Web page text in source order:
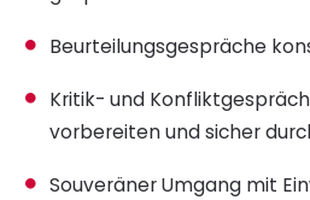
Beurteilungsgespräche
Kritik- und
vorbereiten und sicher
Souveräner Umgang mit